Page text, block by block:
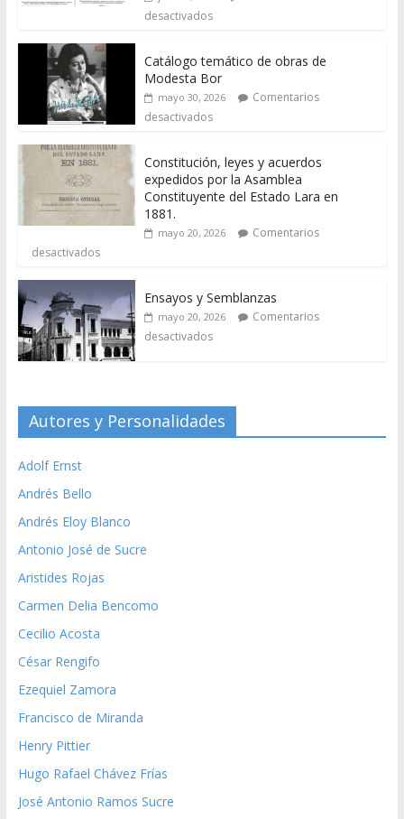
desactivados
Catálogo temático de obras de
Modesta Bor
mayo 30, 2026
Comentarios
desactivados
Constitución, leyes y acuerdos
expedidos por la Asamblea
Constituyente del Estado Lara en
1881.
mayo 20, 2026
Comentarios
desactivados
Ensayos y Semblanzas
mayo 20, 2026
Comentarios
desactivados
Autores y Personalidades
Adolf Ernst
Andrés Bello
Andrés Eloy Blanco
Antonio José de Sucre
Aristides Rojas
Carmen Delia Bencomo
Cecilio Acosta
César Rengifo
Ezequiel Zamora
Francisco de Miranda
Henry Pittier
Hugo Rafael Chávez Frías
José Antonio Ramos Sucre